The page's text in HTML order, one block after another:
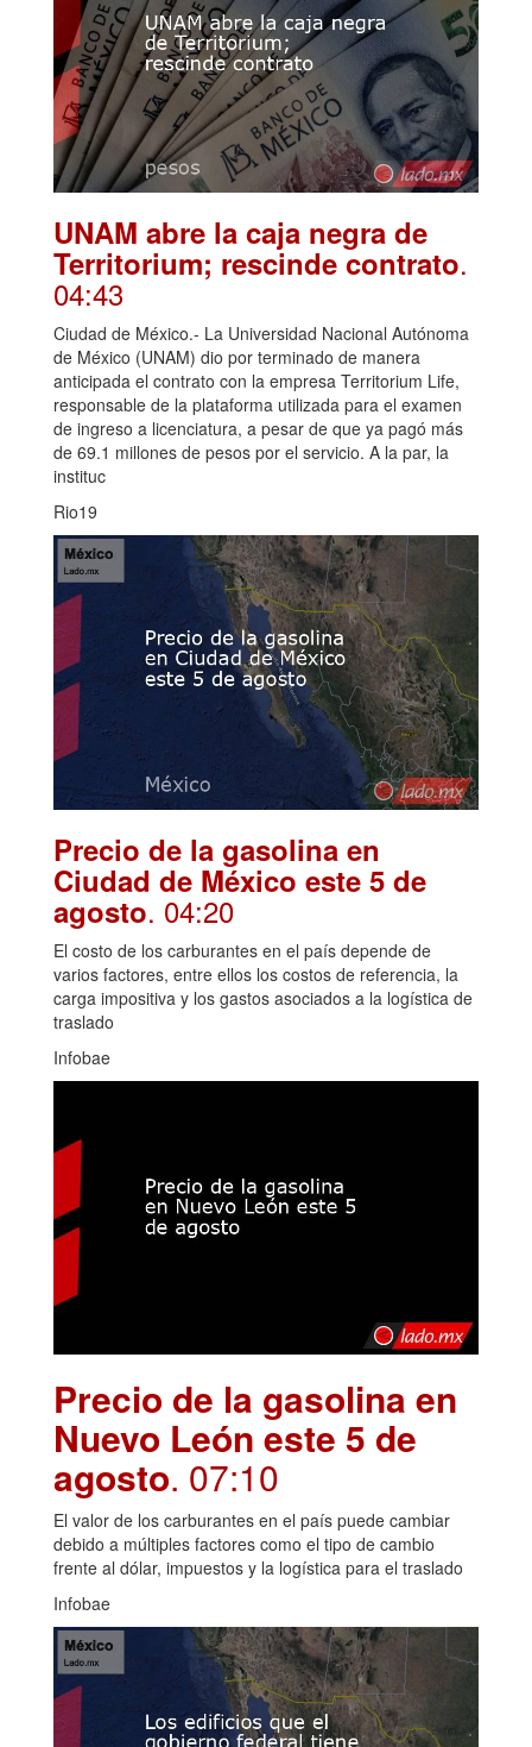
UNAM abre la caja negra de
Territorium; rescinde contrato.
04:43
Ciudad de México.- La Universidad Nacional Autónoma
de México (UNAM) dio por terminado de manera
anticipada el contrato con la empresa Territorium Life,
responsable de la plataforma utilizada para el examen
de ingreso a licenciatura, a pesar de que ya pagó más
de 69.1 millones de pesos por el servicio. A la par, la
instituc
Rio19
Precio de la gasolina en
Ciudad de México este 5 de
agosto. 04:20
El costo de los carburantes en el país depende de
varios factores, entre ellos los costos de referencia, la
carga impositiva y los gastos asociados a la logística de
traslado
Infobae
Precio de la gasolina en
Nuevo León este 5 de
agosto. 07:10
El valor de los carburantes en el país puede cambiar
debido a múltiples factores como el tipo de cambio
frente al dólar, impuestos y la logística para el traslado
Infobae